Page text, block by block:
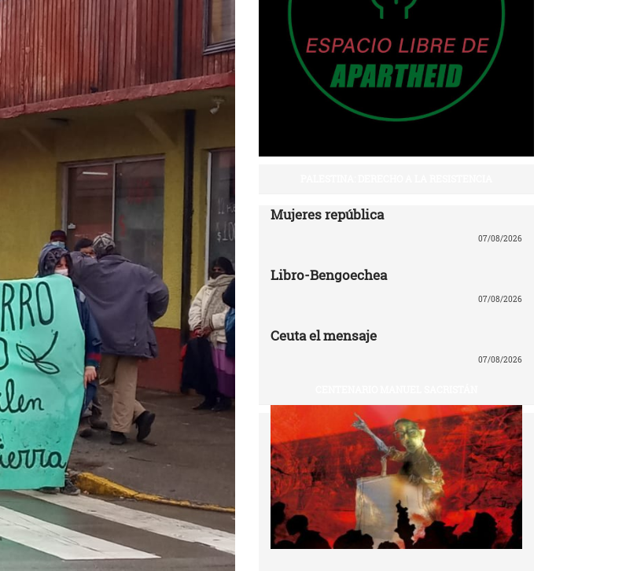
Mujeres república
07/08/2026
Libro-Bengoechea
07/08/2026
Ceuta el mensaje
07/08/2026